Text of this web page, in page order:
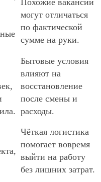
Похожие вакансии
могут отличаться
по фактической
сумме на руки.
Бытовые условия
влияют на
восстановление
после смены и
расходы.
Чёткая логистика
помогает вовремя
выйти на работу
без лишних затрат.